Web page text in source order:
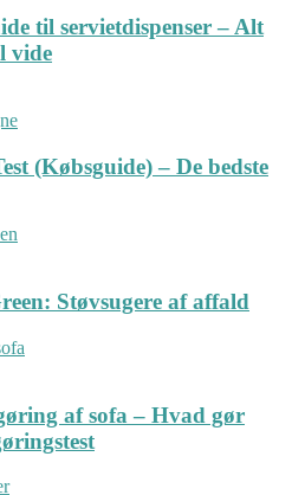
til servietdispenser – Alt
vide
(Købsguide) – De bedste
Støvsugere af affald
af sofa – Hvad gør